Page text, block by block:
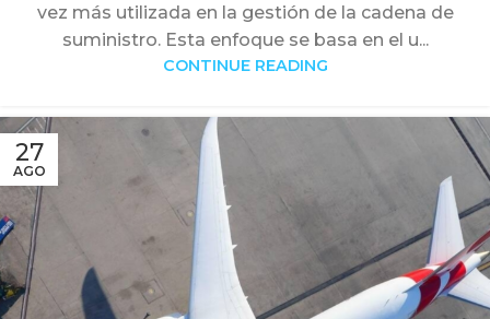
vez más utilizada en la gestión de la cadena de
suministro. Esta enfoque se basa en el u...
CONTINUE READING
27
AGO